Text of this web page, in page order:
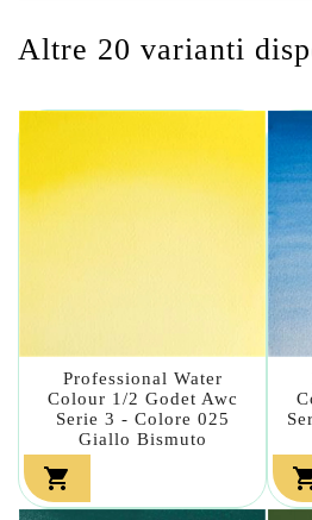
Altre 20 varianti
Professional Water
Colour 1/2 Godet Awc
Serie 3 - Colore 025
Giallo Bismuto
